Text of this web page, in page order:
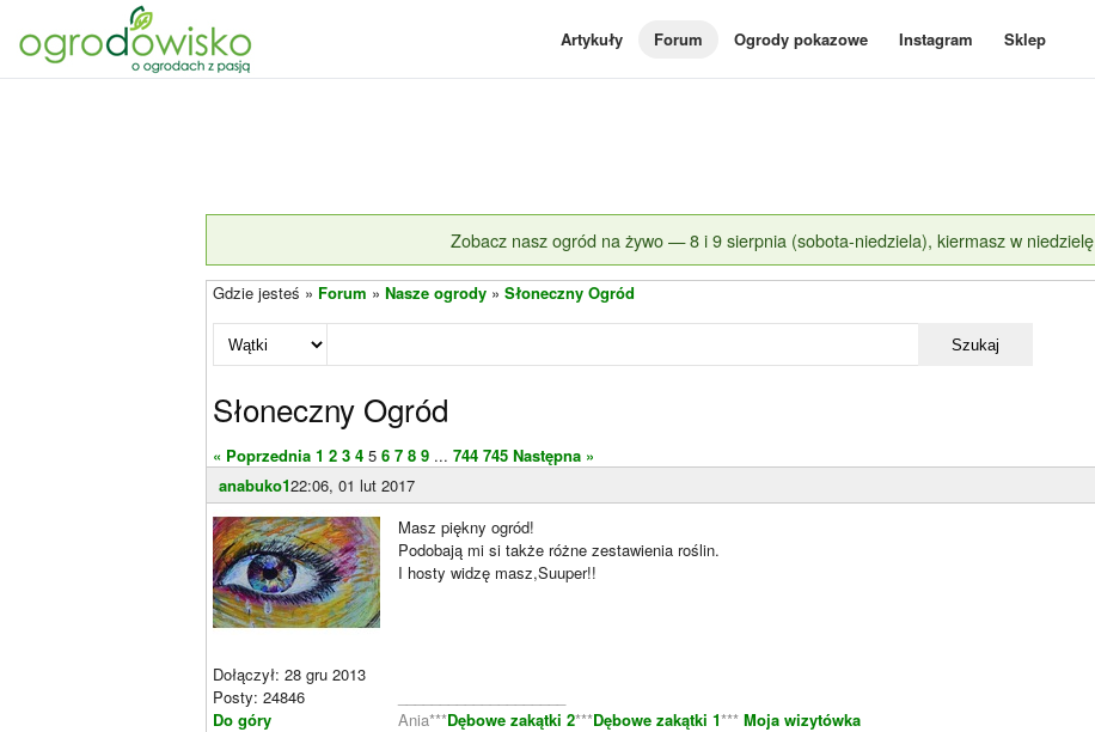
Artykuły Forum Ogrody pokazowe Instagram Sklep
Zobacz nasz ogród na żywo — 8 i 9 sierpnia (sobota-niedziela), kiermasz w niedzielę
Gdzie jesteś » Forum » Nasze ogrody » Słoneczny Ogród
Szukaj
Słoneczny Ogród
« Poprzednia 1 2 3 4 5 6 7 8 9 ... 744 745 Następna »
anabuko122:06, 01 lut 2017
Dołączył: 28 gru 2013
Posty: 24846
Do góry
Masz piękny ogród!
Podobają mi si także różne zestawienia roślin.
I hosty widzę masz,Suuper!!
Ania***Dębowe zakątki 2***Dębowe zakątki 1*** Moja wizytówka